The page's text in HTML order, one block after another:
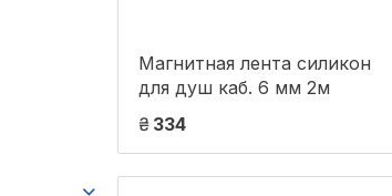
Магнитная лента силикон
для душ каб. 6 мм 2м
₴ 334